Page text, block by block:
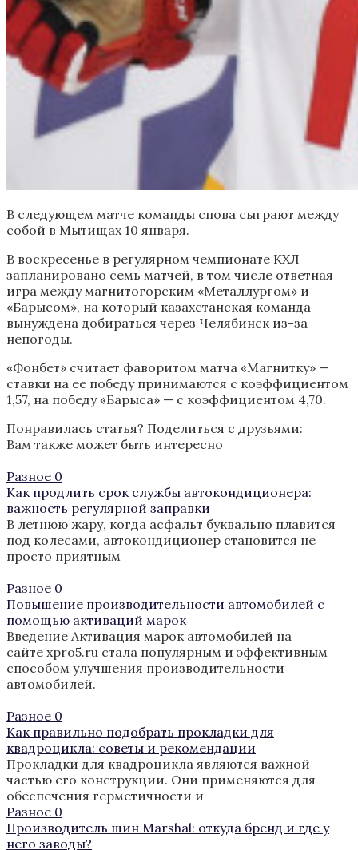
В следующем матче команды снова сыграют между
собой в Мытищах 10 января.
В воскресенье в регулярном чемпионате КХЛ
запланировано семь матчей, в том числе ответная
игра между магнитогорским «Металлургом» и
«Барысом», на который казахстанская команда
вынуждена добираться через Челябинск из-за
непогоды.
«Фонбет» считает фаворитом матча «Магнитку» —
ставки на ее победу принимаются с коэффициентом
1,57, на победу «Барыса» — с коэффициентом 4,70.
Понравилась статья? Поделиться с друзьями:
Вам также может быть интересно
Разное 0
Как продлить срок службы автокондиционера:
важность регулярной заправки
В летнюю жару, когда асфальт буквально плавится
под колесами, автокондиционер становится не
просто приятным
Разное 0
Повышение производительности автомобилей с
помощью активаций марок
Введение Активация марок автомобилей на
сайте xpro5.ru стала популярным и эффективным
способом улучшения производительности
автомобилей.
Разное 0
Как правильно подобрать прокладки для
квадроцикла: советы и рекомендации
Прокладки для квадроцикла являются важной
частью его конструкции. Они применяются для
обеспечения герметичности и
Разное 0
Производитель шин Marshal: откуда бренд и где у
него заводы?